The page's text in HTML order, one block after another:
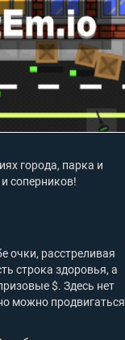
города, парка и
соперников!
очки, расстреливая
строка здоровья, а
$. Здесь нет
можно продвигаться